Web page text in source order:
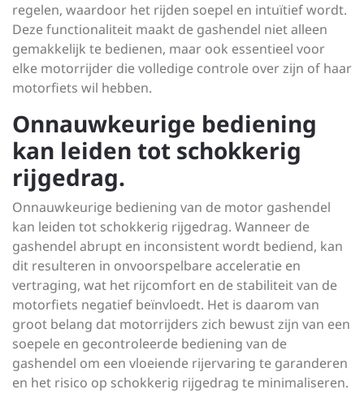
regelen, waardoor het rijden soepel en intuïtief wordt.
Deze functionaliteit maakt de gashendel niet alleen
gemakkelijk te bedienen, maar ook essentieel voor
elke motorrijder die volledige controle over zijn of haar
motorfiets wil hebben.
Onnauwkeurige bediening
kan leiden tot schokkerig
rijgedrag.
Onnauwkeurige bediening van de motor gashendel
kan leiden tot schokkerig rijgedrag. Wanneer de
gashendel abrupt en inconsistent wordt bediend, kan
dit resulteren in onvoorspelbare acceleratie en
vertraging, wat het rijcomfort en de stabiliteit van de
motorfiets negatief beïnvloedt. Het is daarom van
groot belang dat motorrijders zich bewust zijn van een
soepele en gecontroleerde bediening van de
gashendel om een vloeiende rijervaring te garanderen
en het risico op schokkerig rijgedrag te minimaliseren.